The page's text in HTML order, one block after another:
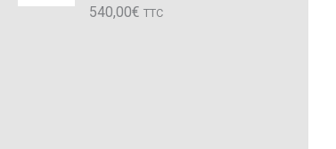
540,00€ TTC